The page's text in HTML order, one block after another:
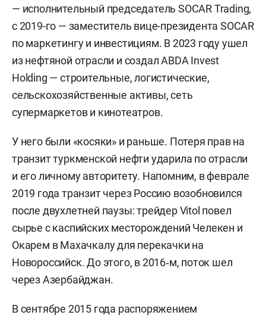
— исполнительный председатель SOCAR Trading,
с 2019-го — заместитель вице-президента SOCAR
по маркетингу и инвестициям. В 2023 году ушел
из нефтяной отрасли и создал ABDA Invest
Holding — строительные, логистические,
сельскохозяйственные активы, сеть
супермаркетов и кинотеатров.
У него были «косяки» и раньше. Потеря прав на
транзит туркменской нефти ударила по отрасли
и его личному авторитету. Напомним, в феврале
2019 года транзит через Россию возобновился
после двухлетней паузы: трейдер Vitol повел
сырье с каспийских месторождений Челекен и
Окарем в Махачкалу для перекачки на
Новороссийск. До этого, в 2016‑м, поток шел
через Азербайджан.
В сентябре 2015 года распоряжением